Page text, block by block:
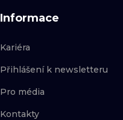
Informace
Kariéra
Přihlášení k newsletteru
Pro média
Kontakty